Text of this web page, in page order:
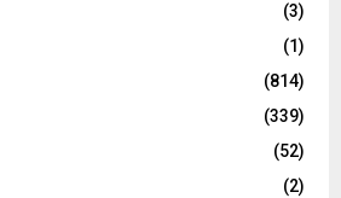
(3)
(1)
(814)
(339)
(52)
(2)